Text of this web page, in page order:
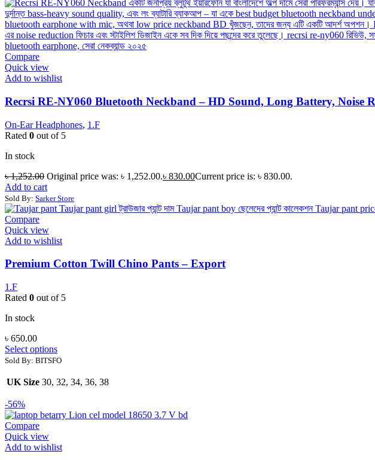
Compare
Quick view
Add to wishlist
Recrsi RE-NY060 Bluetooth Neckband – HD Sound, Long Battery, Noise
On-Ear Headphones, 1.F
Rated 0 out of 5
In stock
৳1,252.00 Original price was: ৳ 1,252.00.৳ 830.00Current price is: ৳ 830.00.
Add to cart
Sold By: Sarker Store
Compare
Quick view
Add to wishlist
Premium Cotton Twill Chino Pants – Export
1.F
Rated 0 out of 5
In stock
৳ 650.00
Select options
Sold By: BITSFO
UK Size 30, 32, 34, 36, 38
-56%
Compare
Quick view
Add to wishlist